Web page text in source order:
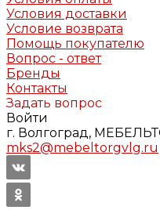
Условия доставки
Условие возврата
Помощь покупателю
Вопрос - ответ
Бренды
Контакты
Задать вопрос
Войти
г. Волгоград,
mks2@mebeltorgvlg.ru